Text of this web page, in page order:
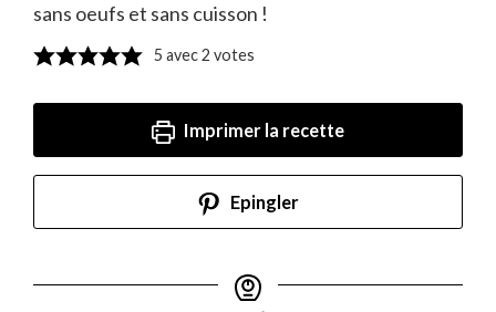
sans oeufs et sans cuisson !
5 avec2 votes
Imprimer la recette
Epingler